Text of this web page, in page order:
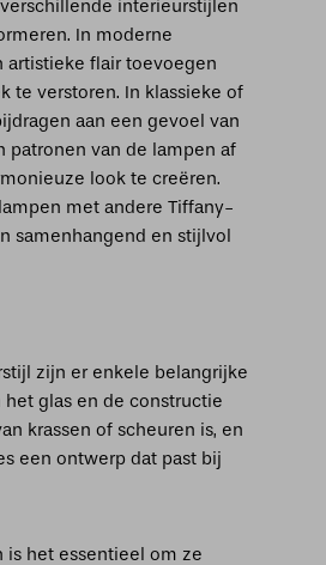
interieurstijlen
In moderne
artistieke flair toevoegen
te verstoren. In klassieke of
aan een gevoel van
patronen van de lampen af
look te creëren.
met andere Tiffany-
samenhangend en stijlvol
zijn er enkele belangrijke
glas en de constructie
krassen of scheuren is, en
een ontwerp dat past bij
is het essentieel om ze